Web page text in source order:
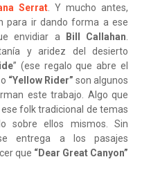
Serrat. Y mucho antes,
para ir dando forma a ese
envidiar a
Bill Callahan.
y aridez del desierto
” (ese regalo que abre el
o “Yellow Rider” son algunos
este trabajo. Algo que
folk tradicional de temas
sobre ellos mismos. Sin
entrega a los pasajes
que “Dear Great Canyon”